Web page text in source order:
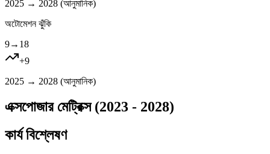
2025 → 2028 (আনুমানিক)
অটোমেশন ঝুঁকি
9→ 18
+9
2025 → 2028 (আনুমানিক)
এক্সপোজার মেট্রিক্স (2023 - 2028)
কার্য বিশ্লেষণ